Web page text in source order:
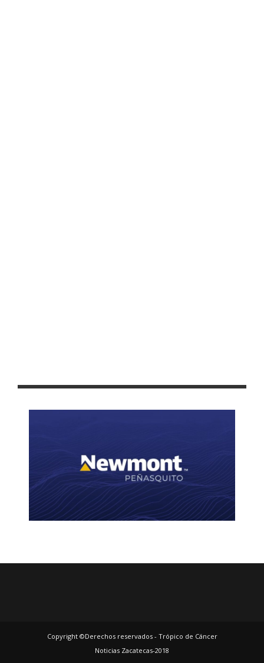
Copyright ©Derechos reservados - Trópico de Cáncer
Noticias Zacatecas-2018